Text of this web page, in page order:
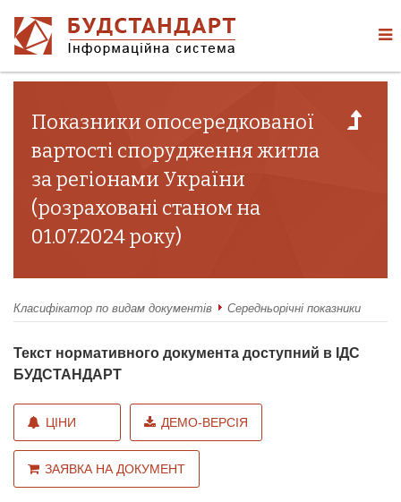
Показники опосередкованої
вартості спорудження житла
за регіонами України
(розраховані станом на
01.07.2024 року)
Класифікатор по видам документів Середньорічні показники
Текст нормативного документа доступний в ІДС
БУДСТАНДАРТ
ЦІНИ ДЕМО-ВЕРСІЯ
ЗАЯВКА НА ДОКУМЕНТ